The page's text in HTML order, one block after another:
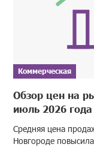
Коммерческая
Обзор цен на
июль 2026 года
Средняя цена
Новгороде